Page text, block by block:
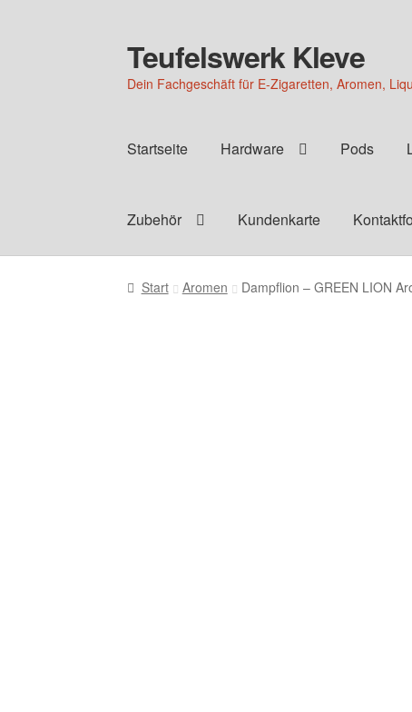
Zur
Navigation
springen
Zum
Inhalt
springen
Teufelswerk Kleve
Dein Fachgeschäft für E-Zigaretten, Aromen,
Startseite Hardware Pods
Zubehör Kundenkarte
Start Aromen Dampflion – GREEN LION